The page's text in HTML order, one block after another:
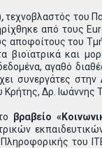
,τεχνοβλαστός του
από τους
αποφοίτους του
και
αγαθό
συνεργάτες
Δρ. Ιωάννης
βραβείο
του